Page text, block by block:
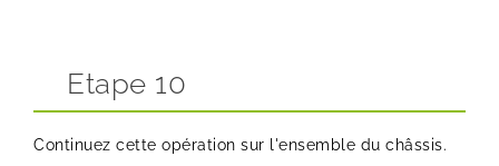
Etape 10
Continuez cette opération sur l'ensemble du châssis.